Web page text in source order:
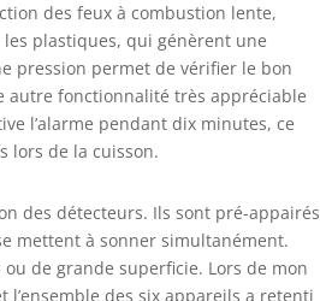
des feux à combustion lente,
plastiques, qui génèrent une
pression permet de vérifier le bon
autre fonctionnalité très appréciable
l’alarme pendant dix minutes, ce
lors de la cuisson.
des détecteurs. Ils sont pré-appairés
mettent à sonner simultanément.
de grande superficie. Lors de mon
des six appareils a retenti